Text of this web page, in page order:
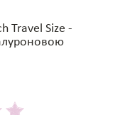
Travel Size -